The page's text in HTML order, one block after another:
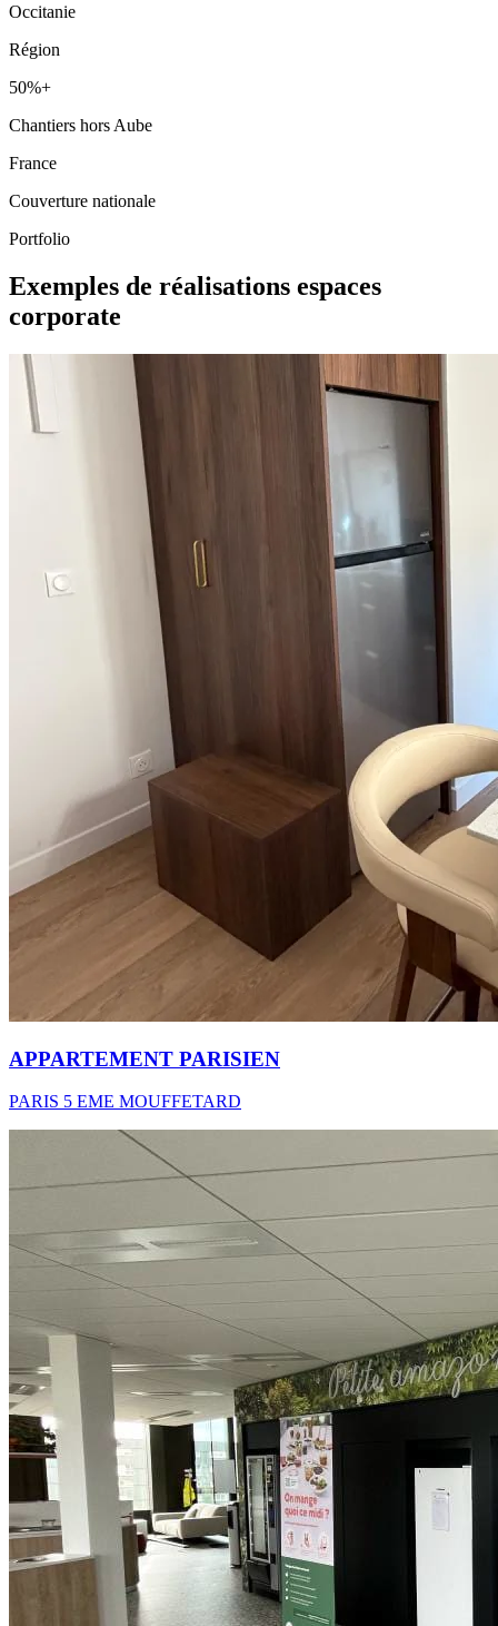
Occitanie
Région
50%+
Chantiers hors Aube
France
Couverture nationale
Portfolio
Exemples de réalisations espaces
corporate
APPARTEMENT PARISIEN
PARIS 5 EME MOUFFETARD